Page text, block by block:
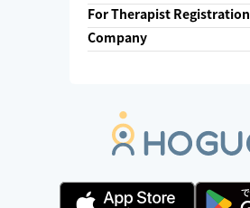
For Therapist Registration
Company